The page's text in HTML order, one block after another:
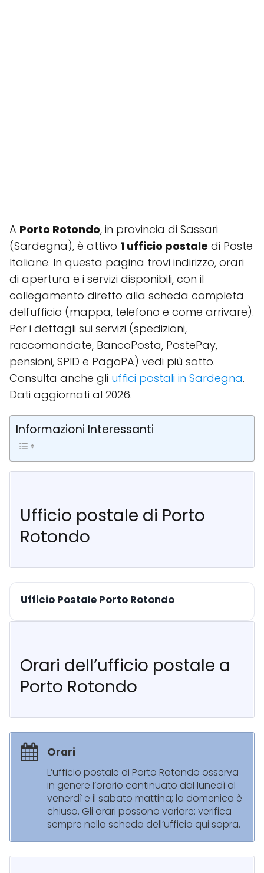
A Porto Rotondo, in provincia di Sassari
(Sardegna), è attivo 1 ufficio postale di Poste
Italiane. In questa pagina trovi indirizzo, orari
di apertura e i servizi disponibili, con il
collegamento diretto alla scheda completa
dell'ufficio (mappa, telefono e come arrivare).
Per i dettagli sui servizi (spedizioni,
raccomandate, BancoPosta, PostePay,
pensioni, SPID e PagoPA) vedi più sotto.
Consulta anche gli uffici postali in Sardegna.
Dati aggiornati al 2026.
Informazioni Interessanti
Ufficio postale di Porto
Rotondo
Ufficio Postale Porto Rotondo
Orari dell’ufficio postale a
Porto Rotondo
Orari
L’ufficio postale di Porto Rotondo osserva
in genere l’orario continuato dal lunedì al
venerdì e il sabato mattina; la domenica è
chiuso. Gli orari possono variare: verifica
sempre nella scheda dell’ufficio qui sopra.